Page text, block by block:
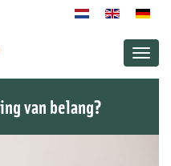
van belang?